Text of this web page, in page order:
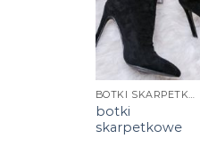
BOTKI SKARPETKOWE
botki
skarpetkowe